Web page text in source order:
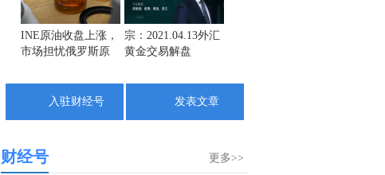
04:03:34
截止至8月4日当周CFTC外汇类非商业持仓报告在金十数据中心更新啦！欢迎点击查看>>
INE原油收盘上涨，
市场担忧俄罗斯原
宗：2021.04.13外汇
黄金交易解盘
入驻财经号 发表文章
更多>>
财经号